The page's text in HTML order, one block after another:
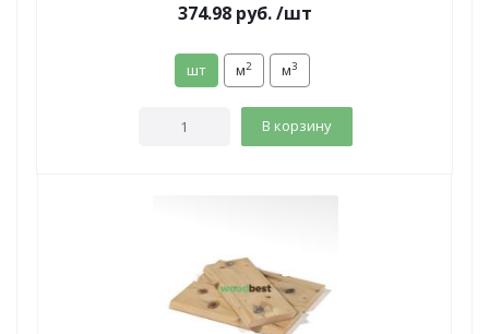
374.98 руб./шт
шт м2 м3
В корзину